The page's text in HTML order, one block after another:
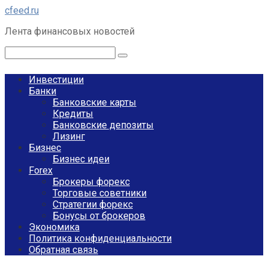
Перейти
контенту
cfeed.ru
Лента финансовых новостей
Инвестиции
Банки
Банковские карты
Кредиты
Банковские депозиты
Лизинг
Бизнес
Бизнес идеи
Forex
Брокеры форекс
Торговые советники
Стратегии форекс
Бонусы от брокеров
Экономика
Политика конфиденциальности
Обратная связь